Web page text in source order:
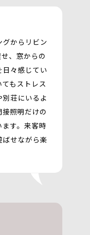
からリビン
、窓からの
々感じてい
もストレス
荘にいるよ
照明だけの
す。来客時
ばせながら楽